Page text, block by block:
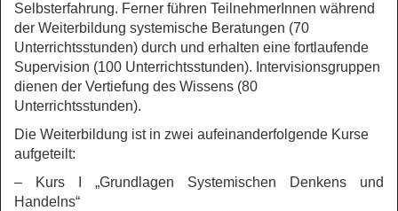
Selbsterfahrung. Ferner führen TeilnehmerInnen während
der Weiterbildung systemische Beratungen (70
Unterrichtsstunden) durch und erhalten eine fortlaufende
Supervision (100 Unterrichtsstunden). Intervisionsgruppen
dienen der Vertiefung des Wissens (80
Unterrichtsstunden).
Die Weiterbildung ist in zwei aufeinanderfolgende Kurse
aufgeteilt:
– Kurs I „Grundlagen Systemischen Denkens und
Handelns“